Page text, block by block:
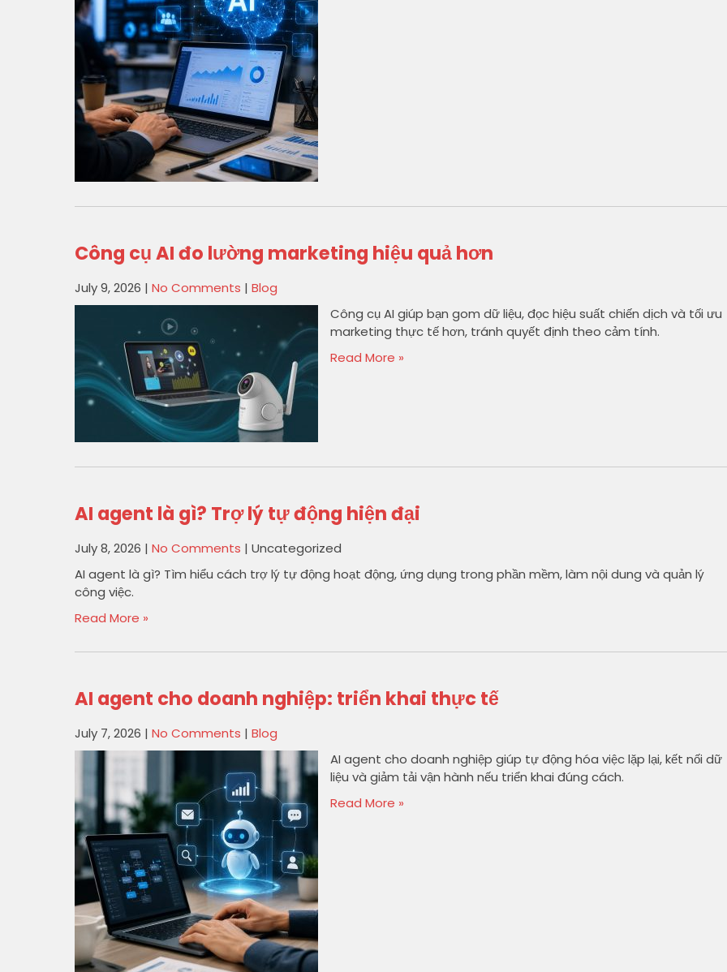
Công cụ AI đo lường marketing hiệu quả hơn
July 9, 2026 | No Comments | Blog
Công cụ AI giúp bạn gom dữ liệu, đọc hiệu suất chiến dịch và tối ưu
marketing thực tế hơn, tránh quyết định theo cảm tính.
Read More »
AI agent là gì? Trợ lý tự động hiện đại
July 8, 2026 | No Comments | Uncategorized
AI agent là gì? Tìm hiểu cách trợ lý tự động hoạt động, ứng dụng trong phần mềm, làm nội dung và quản lý
công việc.
Read More »
AI agent cho doanh nghiệp: triển khai thực tế
July 7, 2026 | No Comments | Blog
AI agent cho doanh nghiệp giúp tự động hóa việc lặp lại, kết nối dữ
liệu và giảm tải vận hành nếu triển khai đúng cách.
Read More »